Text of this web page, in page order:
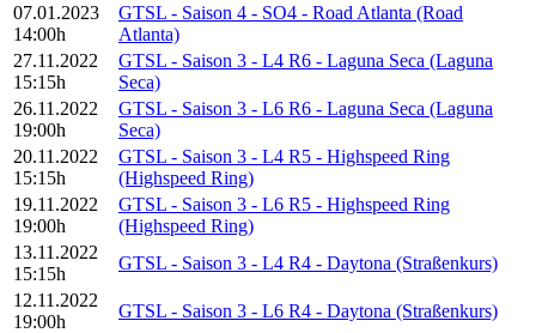
07.01.2023
14:00h
GTSL - Saison 4 - SO4 - Road Atlanta (Road
Atlanta)
27.11.2022
15:15h
GTSL - Saison 3 - L4 R6 - Laguna Seca (Laguna
Seca)
26.11.2022
19:00h
GTSL - Saison 3 - L6 R6 - Laguna Seca (Laguna
Seca)
20.11.2022
15:15h
GTSL - Saison 3 - L4 R5 - Highspeed Ring
(Highspeed Ring)
19.11.2022
19:00h
GTSL - Saison 3 - L6 R5 - Highspeed Ring
(Highspeed Ring)
13.11.2022
15:15h
GTSL - Saison 3 - L4 R4 - Daytona (Straßenkurs)
12.11.2022
19:00h
GTSL - Saison 3 - L6 R4 - Daytona (Straßenkurs)